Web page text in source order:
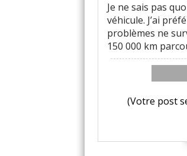
Je ne sais pas
véhicule. J’ai
problèmes ne
150 000 km
(Votre post